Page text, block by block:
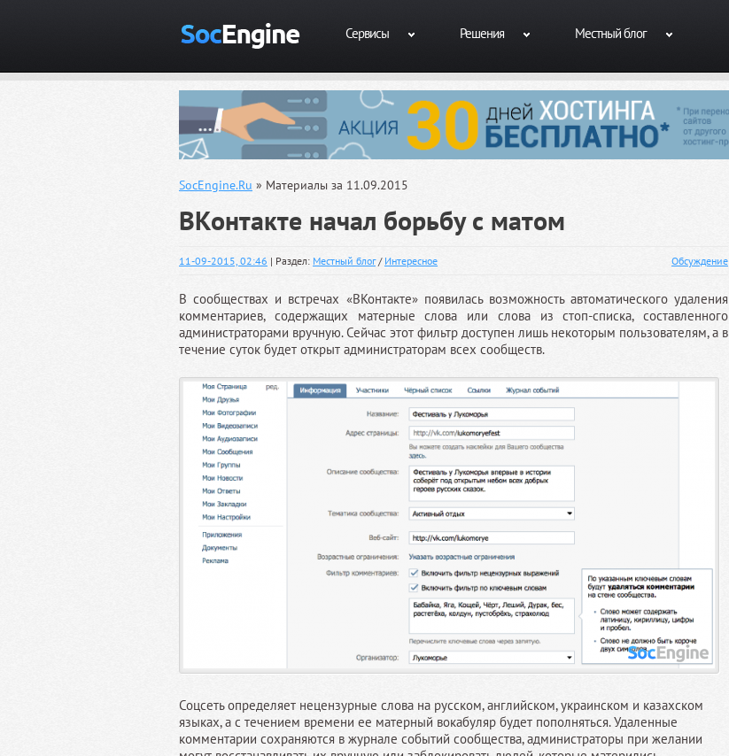
Сервисы Решения Местный блог
SocEngine.Ru » Материалы за 11.09.2015
ВКонтакте начал борьбу с матом
11-09-2015, 02:46 | Раздел: Местный блог/ Интересное Обсуждение
В сообществах и встречах «ВКонтакте» появилась возможность автоматического удаления
комментариев, содержащих матерные слова или слова из стоп-списка, составленного
администраторами вручную. Сейчас этот фильтр доступен лишь некоторым пользователям, а в
течение суток будет открыт администраторам всех сообществ.
Соцсеть определяет нецензурные слова на русском, английском, украинском и казахском
языках, а с течением времени ее матерный вокабуляр будет пополняться. Удаленные
комментарии сохраняются в журнале событий сообщества, администраторы при желании